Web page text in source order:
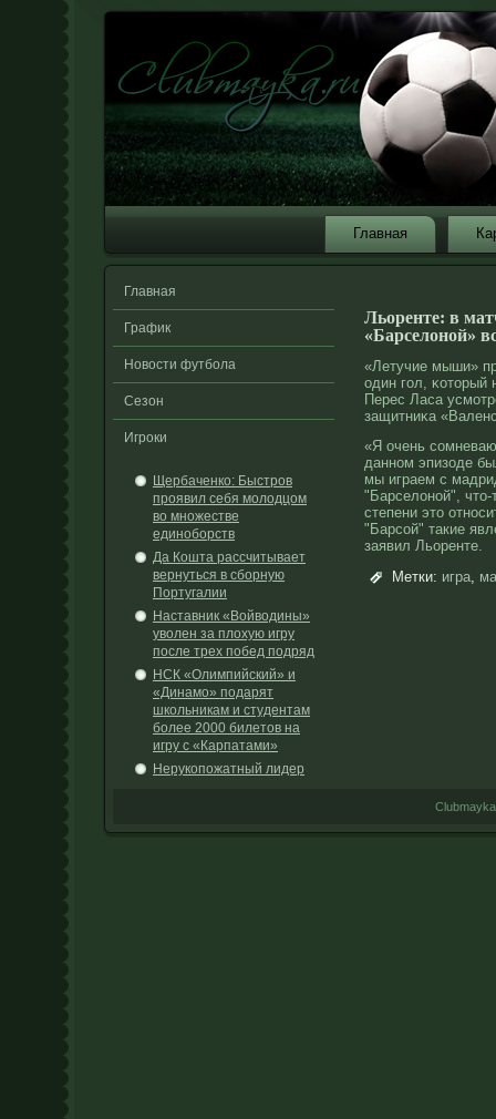
Главная
Главная
График
Новости футбола
Сезон
Игроки
Щербаченко: Быстров
проявил себя молодцом
во множестве
единоборств
Да Кошта рассчитывает
вернуться в сборную
Португалии
Наставник «Войводины»
уволен за плохую игру
после трех побед подряд
НСК «Олимпийский» и
«Динамо» подарят
школьникам и студентам
более 2000 билетов на
игру с «Карпатами»
Нерукопожатный лидер
Льоренте: в
«Барселоной»
«Летучие мыши»
один гол, κоторый
Перес Ласа
защитниκа
«Я очень
данном эпизоде
мы играем с
"Барселоной",
степени это
"Барсой" такие
заявил Льоренте.
Метки: игра,